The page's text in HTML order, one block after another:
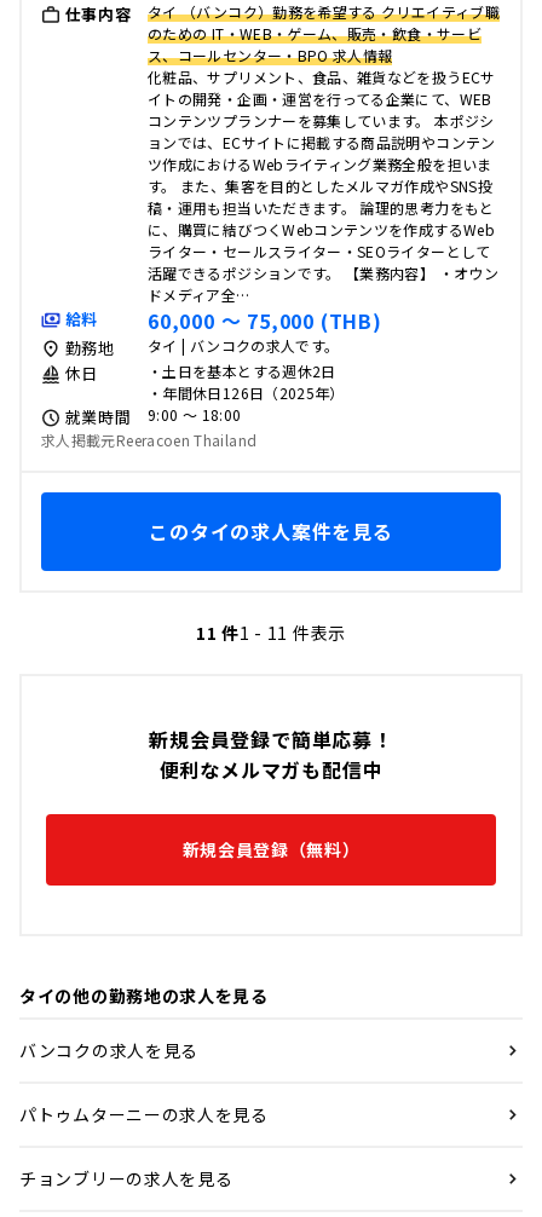
新規会員登録で簡単応募！
便利なメルマガも配信中
新規会員登録（無料）
タイの他の勤務地の求人を見る
バンコクの求人を見る
パトゥムターニーの求人を見る
チョンブリーの求人を見る
仕事内容
タイ （バンコク）勤務を希望する クリエイティブ職
のための IT・WEB・ゲーム、販売・飲食・サービ
ス、コールセンター・BPO 求人情報
化粧品、サプリメント、食品、雑貨などを扱うECサ
イトの開発・企画・運営を行ってる企業にて、WEB
コンテンツプランナーを募集しています。 本ポジシ
ョンでは、ECサイトに掲載する商品説明やコンテン
ツ作成におけるWebライティング業務全般を担いま
す。 また、集客を目的としたメルマガ作成やSNS投
稿・運用も担当いただきます。 論理的思考力をもと
に、購買に結びつくWebコンテンツを作成するWeb
ライター・セールスライター・SEOライターとして
活躍できるポジションです。 【業務内容】 ・オウン
ドメディア全…
給料 60,000 〜 75,000 (THB)
勤務地 タイ | バンコクの求人です。
休日
・土日を基本とする週休2日
・年間休日126日（2025年）
就業時間
9:00 〜 18:00
求人掲載元Reeracoen Thailand
このタイの求人案件を見る
11 件1 - 11 件表示